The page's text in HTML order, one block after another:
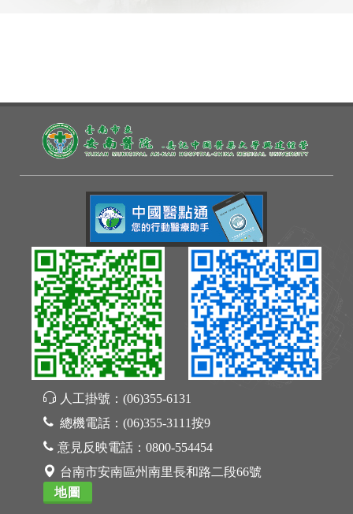
人工掛號： (06)355-6131
總機電話： (06)355-3111按9
意見反映電話： 0800-554454
台南市安南區州南里長和路二段66號
地圖